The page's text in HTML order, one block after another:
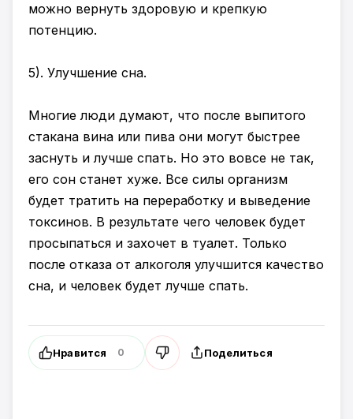
можно вернуть здоровую и крепкую
потенцию.
5). Улучшение сна.
Многие люди думают, что после выпитого
стакана вина или пива они могут быстрее
заснуть и лучше спать. Но это вовсе не так,
его сон станет хуже. Все силы организм
будет тратить на переработку и выведение
токсинов. В результате чего человек будет
просыпаться и захочет в туалет. Только
после отказа от алкоголя улучшится качество
сна, и человек будет лучше спать.
Нравится 0 Поделиться